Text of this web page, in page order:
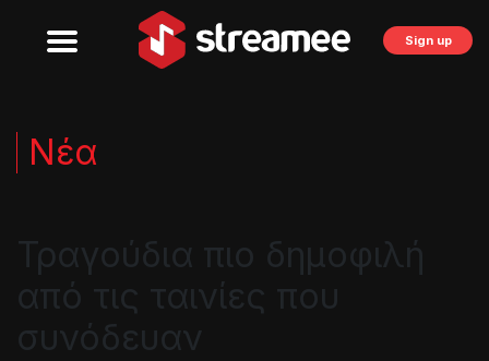
Sign up
Νέα
Τραγούδια πιο δημοφιλή
από τις ταινίες που
συνόδευαν